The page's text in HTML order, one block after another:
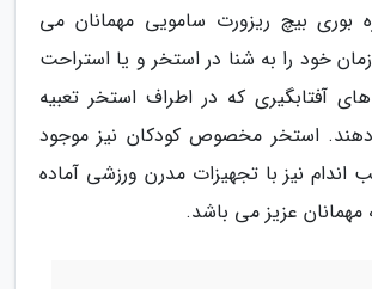
4 ستاره بوری بیچ ریزورت سامویی مهمانان می
خود را به شنا در استخر و یا استراحت
آفتابگیری که در اطراف استخر تعبیه
استخر مخصوص کودکان نیز موجود
اندام نیز با تجهیزات مدرن ورزشی آماده
عزیز می باشد.